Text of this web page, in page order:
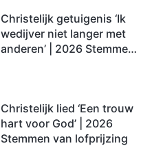
Christelijk getuigenis ‘Ik
wedijver niet langer met
anderen’ | 2026 Stemmen
Christelijk lied ‘Een trouw
hart voor God’ | 2026
Stemmen van lofprijzing